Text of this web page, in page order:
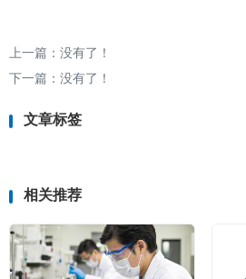
上一篇：没有了！
下一篇：没有了！
文章标签
相关推荐